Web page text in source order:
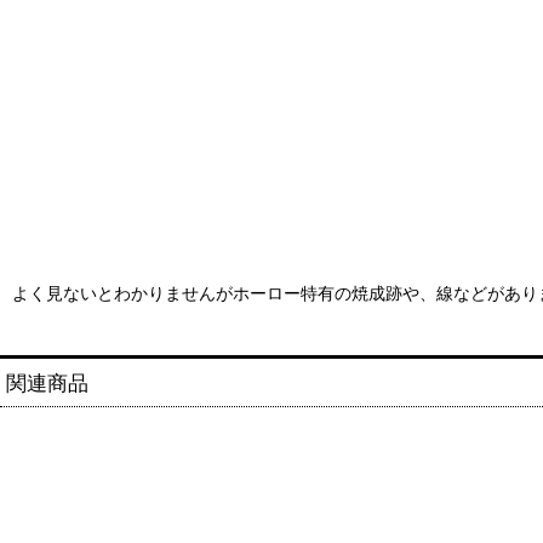
よく見ないとわかりませんがホーロー特有の焼成跡や、線などがあり
関連商品